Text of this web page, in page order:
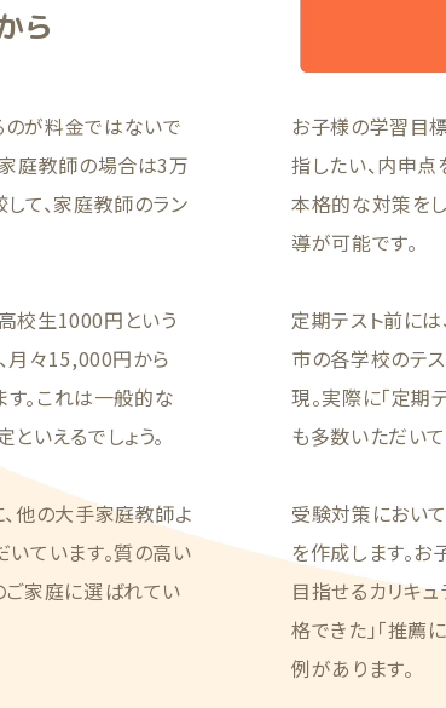
ら
が料金ではないで
庭教師の場合は3万
て、家庭教師のラン
校生1000円という
月々15,000円から
。これは一般的な
いえるでしょう。
他の大手家庭教師よ
ています。質の高い
ご家庭に選ばれてい
お子様の学習目
指したい、内申
本格的な対策を
導が可能です。
定期テスト前に
市の各学校のテ
現。実際に「定
も多数いただいて
受験対策におい
を作成します。
目指せるカリキ
格できた」「推薦
例があります。